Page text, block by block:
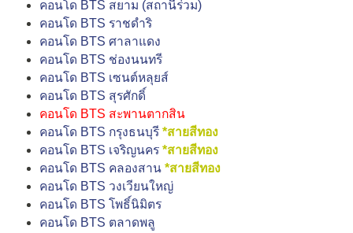
คอนโด BTS สยาม (สถานีร่วม)
คอนโด BTS ราชดำริ
คอนโด BTS ศาลาแดง
คอนโด BTS ช่องนนทรี
คอนโด BTS เซนต์หลุยส์
คอนโด BTS สุรศักดิ์
คอนโด BTS สะพานตากสิน
คอนโด BTS กรุงธนบุรี *สายสีทอง
คอนโด BTS เจริญนคร *สายสีทอง
คอนโด BTS คลองสาน *สายสีทอง
คอนโด BTS วงเวียนใหญ่
คอนโด BTS โพธิ์นิมิตร
คอนโด BTS ตลาดพลู